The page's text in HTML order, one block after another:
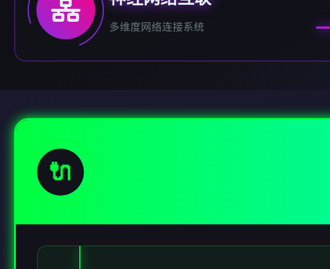
多维度网络连接系统
🔌